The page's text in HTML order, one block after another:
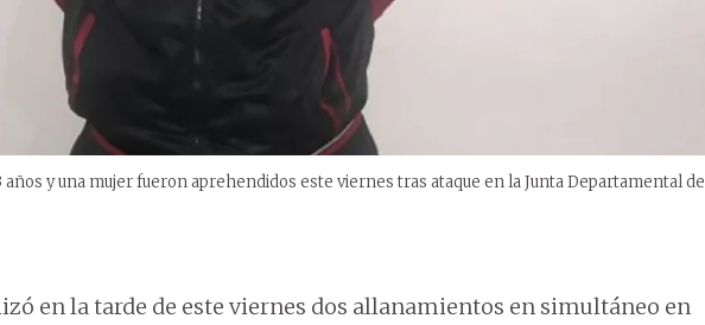
años y una mujer fueron aprehendidos este viernes tras ataque en la Junta Departamental de
en la tarde de este viernes dos allanamientos en simultáneo en